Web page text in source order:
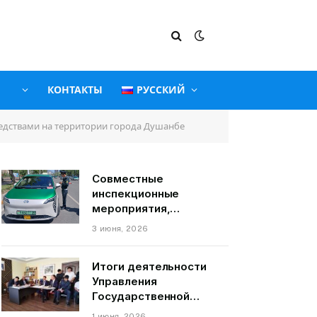
КОНТАКТЫ РУССКИЙ
на территории города Душанбе
Совместные
инспекционные
мероприятия,
связанные с
средствами на
территории города
Душанбе
3 июня, 2026
Итоги деятельности
Управления
Государственной
службы по надзору и